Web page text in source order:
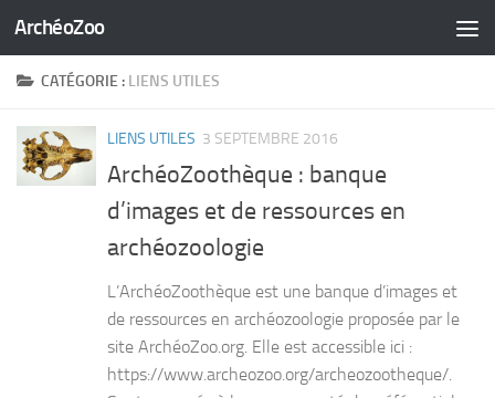
Skip to content
ArchéoZoo
CATÉGORIE : LIENS UTILES
LIENS UTILES 3 SEPTEMBRE 2016
ArchéoZoothèque : banque
d’images et de ressources en
archéozoologie
L’ArchéoZoothèque est une banque d’images et
de ressources en archéozoologie proposée par le
site ArchéoZoo.org. Elle est accessible ici :
https://www.archeozoo.org/archeozootheque/.